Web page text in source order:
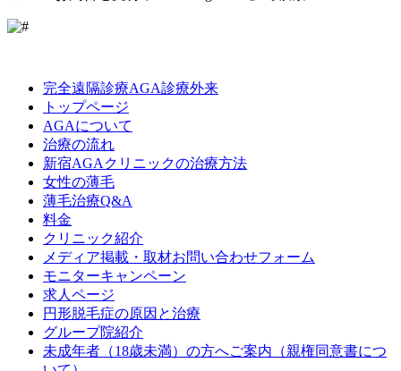
完全遠隔診療AGA診療外来
トップページ
AGAについて
治療の流れ
新宿AGAクリニックの治療方法
女性の薄毛
薄毛治療Q&A
料金
クリニック紹介
メディア掲載・取材お問い合わせフォーム
モニターキャンペーン
求人ページ
円形脱毛症の原因と治療
グループ院紹介
未成年者（18歳未満）の方へご案内（親権同意書につ